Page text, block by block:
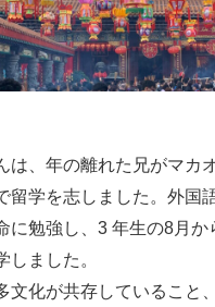
、年の離れた兄がマカ
留学を志しました。外国
に勉強し、3 年生の8月
しました。
化が共存していること